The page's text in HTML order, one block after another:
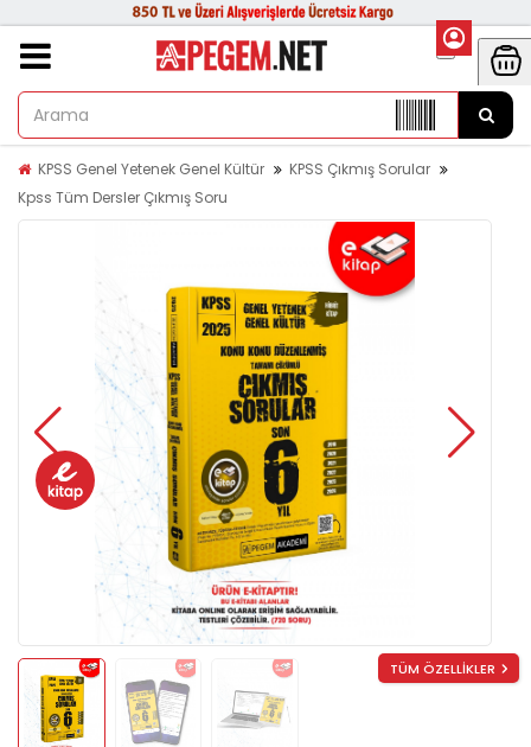
KPSS Genel Yetenek Genel Kültür
KPSS Çıkmış Sorular
Kpss Tüm Dersler Çıkmış Soru
TÜM ÖZELLİKLER